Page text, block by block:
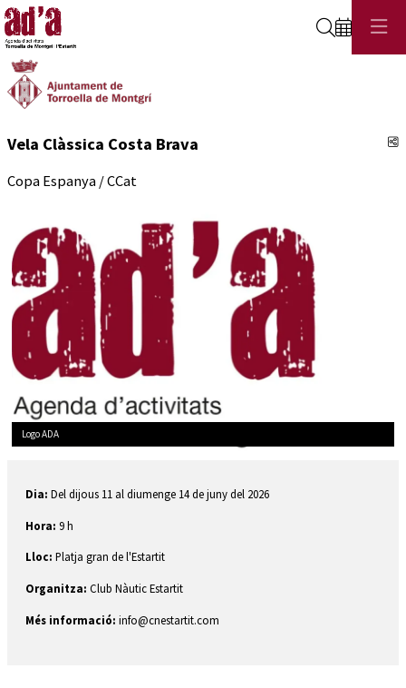
Cerca
Vela Clàssica Costa Brava
Copa Espanya / CCat
Logo ADA
Dia: Del dijous 11 al diumenge 14 de juny del 2026
Hora: 9 h
Lloc: Platja gran de l'Estartit
Organitza: Club Nàutic Estartit
Més informació: info@cnestartit.com